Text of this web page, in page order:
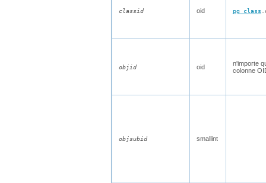
classid oid pg_class
objid oid
n'importe
colonne
objsubid smallint